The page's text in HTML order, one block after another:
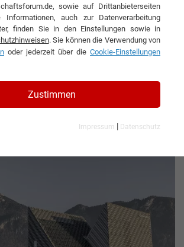
4
Filtern nach Land:
sowie auf Drittanbieterseiten
Informationen, auch zur Datenverarbeitung
finden Sie in den Einstellungen sowie in
. Sie können die Verwendung von
oder jederzeit über die Cookie-Einstellungen
Zustimmen
Impressum | Datenschutz